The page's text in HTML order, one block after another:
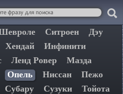
Ситроен
Дэу
Хендай
Инфинити
Ленд Ровер
Мазда
Опель Ниссан
Пежо
Субару Сузуки
Тойота